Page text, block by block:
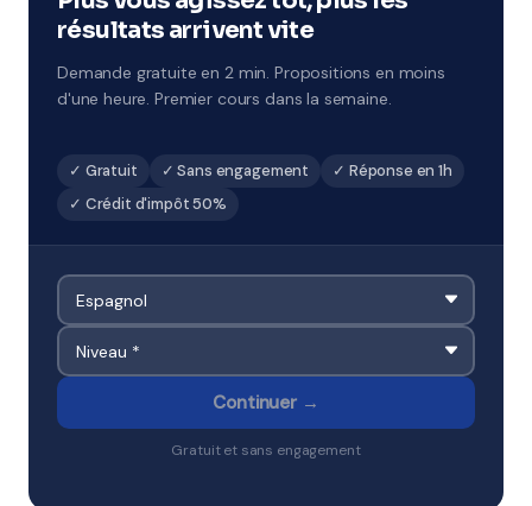
résultats arrivent vite
Demande gratuite en 2 min. Propositions en moins
d'une heure. Premier cours dans la semaine.
✓ Gratuit ✓ Sans engagement
✓ Réponse en 1h
✓ Crédit d'impôt 50%
Continuer →
Gratuit et sans engagement